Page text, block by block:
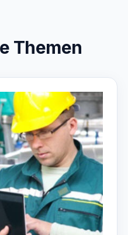
Themen